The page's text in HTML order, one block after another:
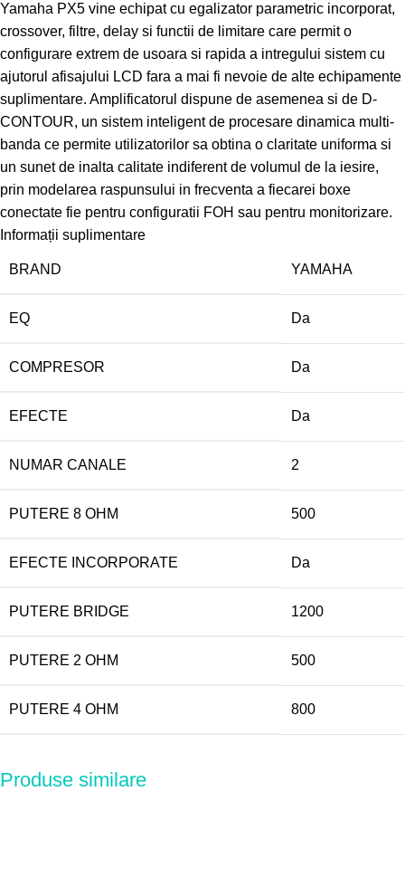
Yamaha PX5 vine echipat cu egalizator parametric incorporat,
crossover, filtre, delay si functii de limitare care permit o
configurare extrem de usoara si rapida a intregului sistem cu
ajutorul afisajului LCD fara a mai fi nevoie de alte echipamente
suplimentare. Amplificatorul dispune de asemenea si de D-
CONTOUR, un sistem inteligent de procesare dinamica multi-
banda ce permite utilizatorilor sa obtina o claritate uniforma si
un sunet de inalta calitate indiferent de volumul de la iesire,
prin modelarea raspunsului in frecventa a fiecarei boxe
conectate fie pentru configuratii FOH sau pentru monitorizare.
Informații suplimentare
BRAND YAMAHA
EQ Da
COMPRESOR Da
EFECTE Da
NUMAR CANALE 2
PUTERE 8 OHM 500
EFECTE INCORPORATE Da
PUTERE BRIDGE 1200
PUTERE 2 OHM 500
PUTERE 4 OHM 800
Produse similare